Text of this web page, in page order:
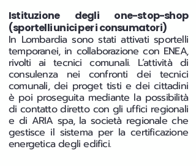
Istituzione degli one-stop-shop
(sportelli unici per i consumatori)
In Lombardia sono stati attivati sportelli
temporanei, in collaborazione con ENEA,
rivolti ai tecnici comunali. L’attività di
consulenza nei confronti dei tecnici
comunali, dei proget tisti e dei cittadini
è poi proseguita mediante la possibilità
di contatto diretto con gli uffici regionali
e di ARIA spa, la società regionale che
gestisce il sistema per la certificazione
energetica degli edifici.